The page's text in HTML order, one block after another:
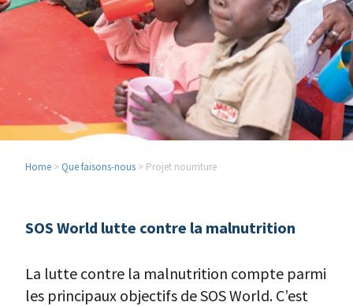
Home > Que faisons-nous > Projet nourriture
SOS World lutte contre la malnutrition
La lutte contre la malnutrition compte parmi
les principaux objectifs de SOS World. C’est